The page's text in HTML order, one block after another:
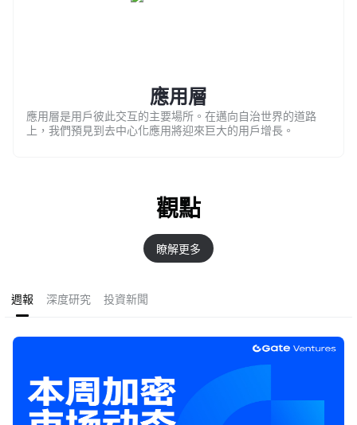
應用層
應用層是用戶彼此交互的主要場所。在邁向自治世界的道路
上，我們預見到去中心化應用將迎來巨大的用戶增長。
觀點
瞭解更多
週報 深度研究 投資新聞